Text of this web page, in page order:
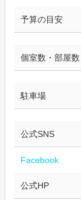
予算の目安
個室数・部屋数
駐車場
公式SNS
Facebook
公式HP